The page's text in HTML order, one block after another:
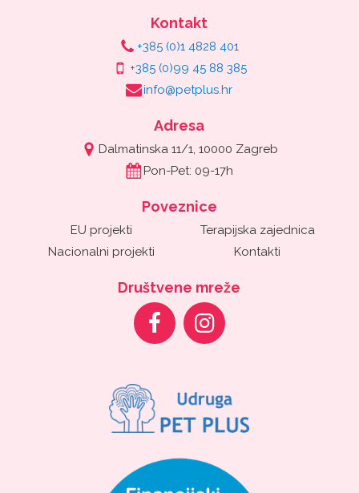
Kontakt
+385 (0)1 4828 401
+385 (0)99 45 88 385
info@petplus.hr
Adresa
Dalmatinska 11/1, 10000 Zagreb
Pon-Pet: 09-17h
Poveznice
EU projekti
Nacionalni projekti
Terapijska zajednica
Kontakti
Društvene mreže